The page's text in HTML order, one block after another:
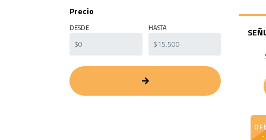
Precio
DESDE HASTA
-